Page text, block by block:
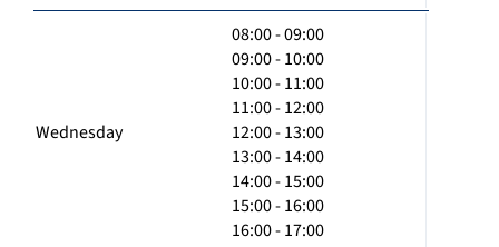
Wednesday
08:00 - 09:00
09:00 - 10:00
10:00 - 11:00
11:00 - 12:00
12:00 - 13:00
13:00 - 14:00
14:00 - 15:00
15:00 - 16:00
16:00 - 17:00